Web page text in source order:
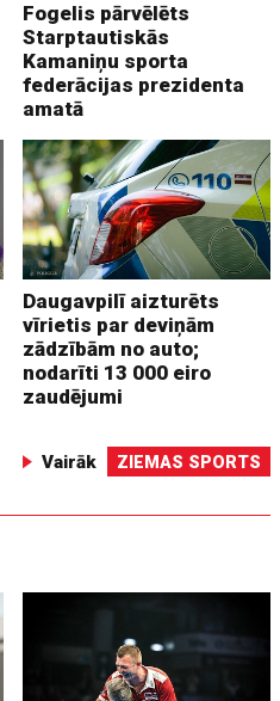
Fogelis pārvēlēts
Starptautiskās
Kamaniņu sporta
federācijas prezidenta
amatā
Daugavpilī aizturēts
vīrietis par deviņām
zādzībām no auto;
nodarīti 13 000 eiro
zaudējumi
Vairāk ZIEMAS SPORTS